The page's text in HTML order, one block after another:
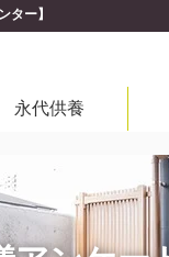
ター】
永代供養